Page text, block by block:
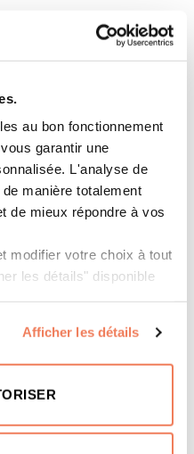
au bon fonctionnement
garantir une
L'analyse de
manière totalement
de mieux répondre à vos
modifier votre choix à tout
les détails" disponible
pour stocker,
personnelles telles que
Afficher les détails
vous pouvez vous
suivante